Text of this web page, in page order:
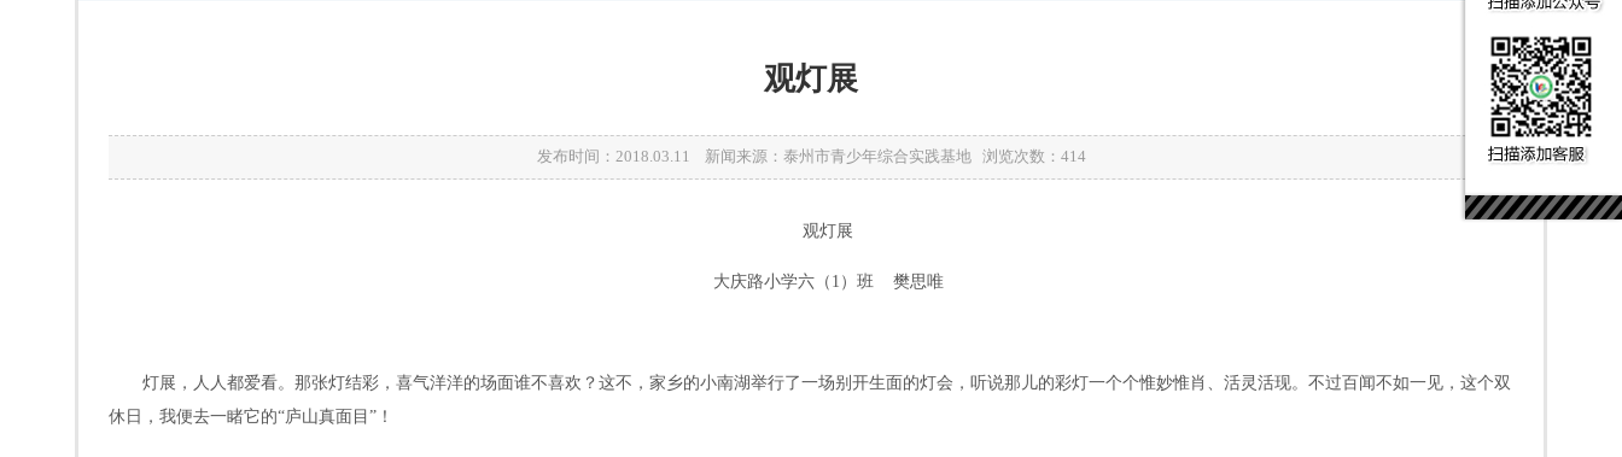
观灯展
发布时间：2018.03.11 新闻来源：泰州市青少年综合实践基地 浏览次数： 414
观灯展
大庆路小学六（ 1 ） 班 樊思唯
灯展，人人都爱看。那张灯结彩，喜气洋洋的场面谁不喜欢？这不，家乡的小南湖举行了一场别开生面的灯会，听说那儿的彩灯一个个惟妙惟肖、活灵活现。不过百闻不如一见，这个双
休日，我便去一睹它的“庐山真面目”！